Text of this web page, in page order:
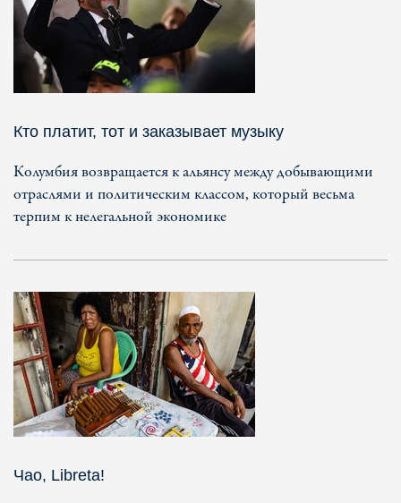
Кто платит, тот и заказывает музыку
Колумбия возвращается к альянсу между добывающими
отраслями и политическим классом, который весьма
терпим к нелегальной экономике
Чао, Libreta!